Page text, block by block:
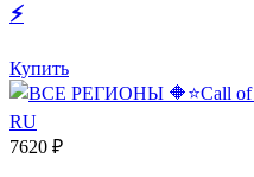
⚡️
Купить
7620 ₽